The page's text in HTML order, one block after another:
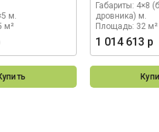
м.
м²
Габариты: 4×8
дровника) м.
Площадь: 32 м²
1 014 613 р